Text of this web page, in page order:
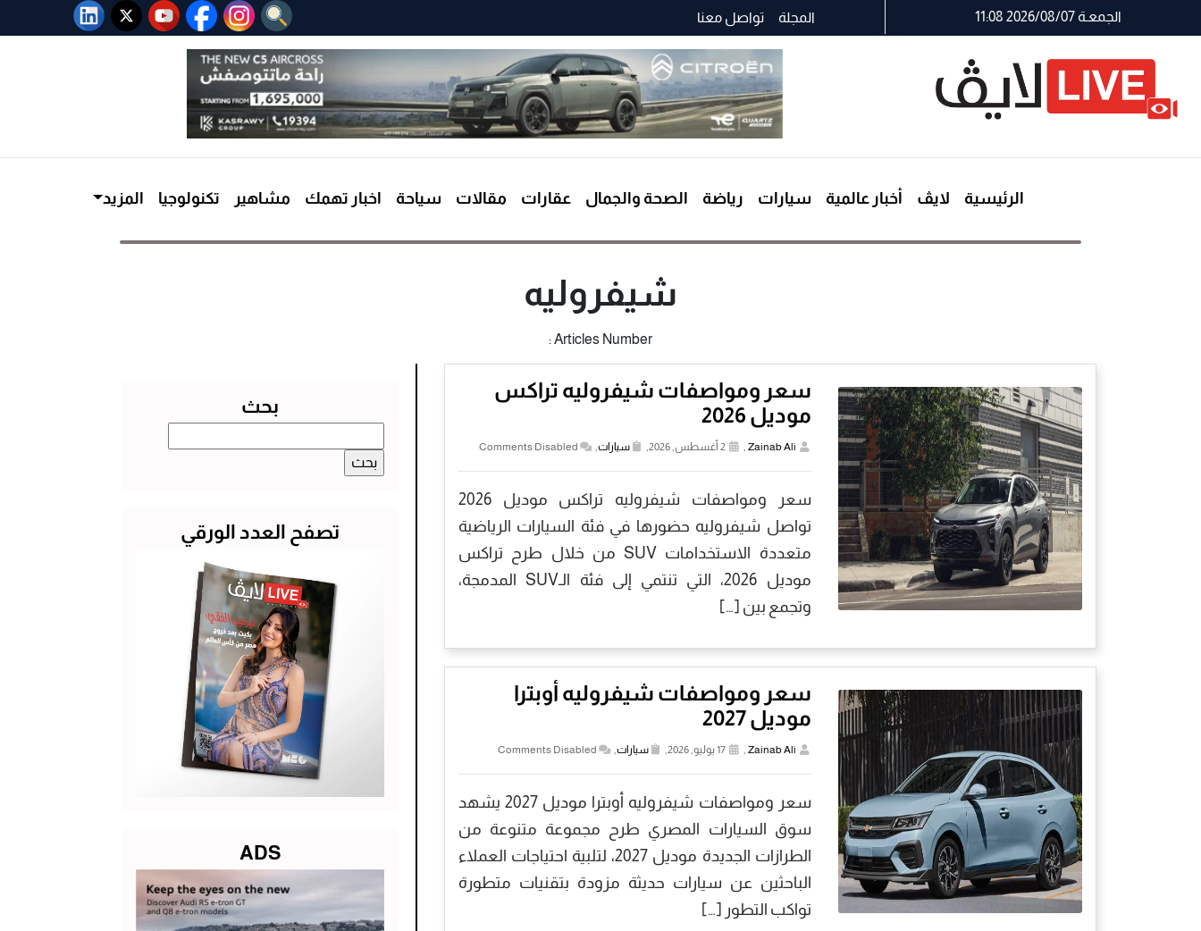
الجمعـة 2026/08/07 11:08 المجلة تواصل معنا
الرئيسية لايڤ أخبار عالمية سيارات رياضة الصحة والجمال عقارات مقالات سياحة اخبار تهمك مشاهير تكنولوجيا المزيد
شيفروليه
Articles Number :
سعر ومواصفات شيفروليه تراكس
موديل 2026
Zainab Ali
, 2 أغسطس, 2026, سيارات,
Comments Disabled
سعر ومواصفات شيفروليه تراكس موديل 2026
تواصل شيفروليه حضورها في فئة السيارات الرياضية
متعددة الاستخدامات SUV من خلال طرح تراكس
موديل 2026، التي تنتمي إلى فئة الـSUV المدمجة،
وتجمع بين […]
سعر ومواصفات شيفروليه أوبترا
موديل 2027
Zainab Ali
, 17 يوليو, 2026, سيارات,
Comments Disabled
سعر ومواصفات شيفروليه أوبترا موديل 2027 يشهد
سوق السيارات المصري طرح مجموعة متنوعة من
الطرازات الجديدة موديل 2027، لتلبية احتياجات العملاء
الباحثين عن سيارات حديثة مزودة بتقنيات متطورة
تواكب التطور […]
بحث
عن:
تصفح العدد الورقي
ADS